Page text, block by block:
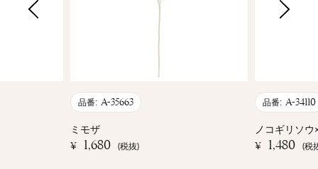
品番: A-35663
ミモザ
¥ 1,680 (税抜)
品番: A-34110
ノコギリソウ
¥ 1,480 (税